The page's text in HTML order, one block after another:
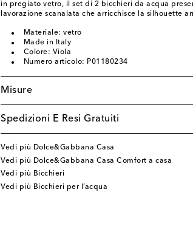
in pregiato vetro, il set di 2 bicchieri da acqua
lavorazione scanalata che arricchisce la silhouette
Materiale: vetro
Made in Italy
Colore: Viola
Numero articolo: P01180234
Misure
Spedizioni E Resi Gratuiti
Vedi più Dolce&Gabbana Casa
Vedi più Dolce&Gabbana Casa Comfort a casa
Vedi più Bicchieri
Vedi più Bicchieri per l’acqua